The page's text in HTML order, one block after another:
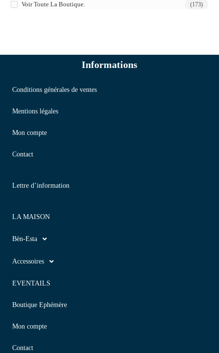
Voir Toute La Boutique. (173)
Informations
Conditions générales de ventes
Mentions légales
Mon compte
Contact
Lettre d’information
LA MAISON
Bèn-Esta
Accessoires
EVENTAILS
Boutique Ephémère
Mon compte
Contact